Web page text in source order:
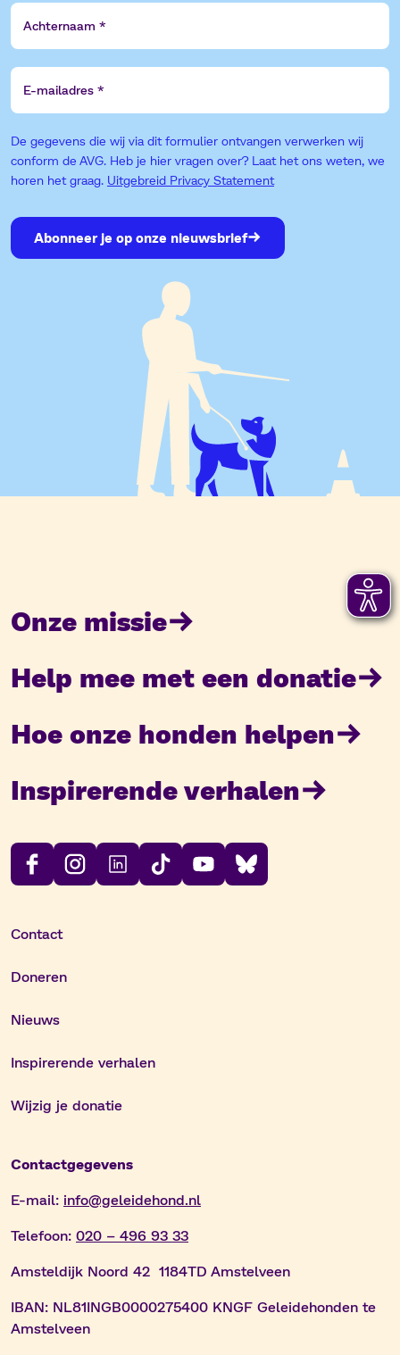
Achternaam
E-
mailadres
De gegevens die wij via dit formulier ontvangen verwerken wij
conform de AVG. Heb je hier vragen over? Laat het ons weten, we
horen het graag. Uitgebreid Privacy Statement
Abonneer je op onze nieuwsbrief
Onze missie
Help mee met een donatie
Hoe onze honden helpen
Inspirerende verhalen
Contact
Doneren
Nieuws
Inspirerende verhalen
Wijzig je donatie
Contactgegevens
E-mail: info@geleidehond.nl
Telefoon: 020 – 496 93 33
Amsteldijk Noord 42 1184TD Amstelveen
IBAN: NL81INGB0000275400 KNGF Geleidehonden te
Amstelveen